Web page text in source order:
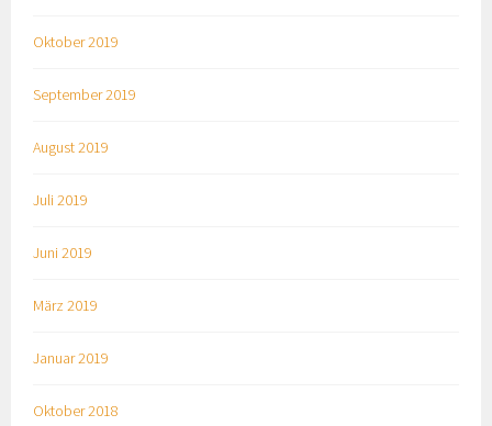
Oktober 2019
September 2019
August 2019
Juli 2019
Juni 2019
März 2019
Januar 2019
Oktober 2018